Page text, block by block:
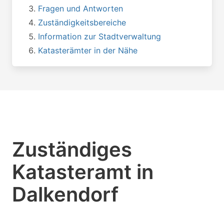
Fragen und Antworten
Zuständigkeitsbereiche
Information zur Stadtverwaltung
Katasterämter in der Nähe
Zuständiges
Katasteramt in
Dalkendorf